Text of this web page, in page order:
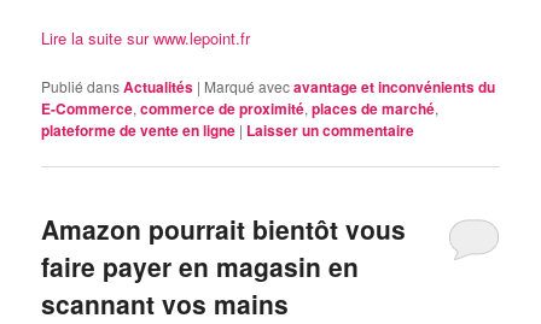
Lire la suite sur www.lepoint.fr
Publié dansActualités | Marqué avecavantage et inconvénients du
E-Commerce,commerce de proximité,places de marché,
plateforme de vente en ligne | Laisser un commentaire
Amazon pourrait bientôt vous
faire payer en magasin en
scannant vos mains